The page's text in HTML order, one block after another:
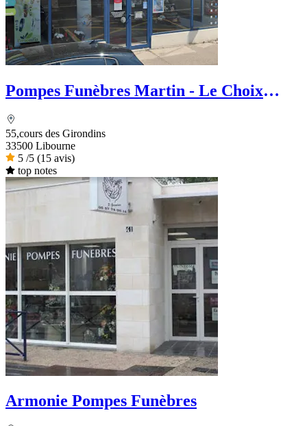
Pompes Funèbres Martin - Le Choix
55,cours des Girondins
33500 Libourne
5 /5 (15 avis)
top notes
Armonie Pompes Funèbres